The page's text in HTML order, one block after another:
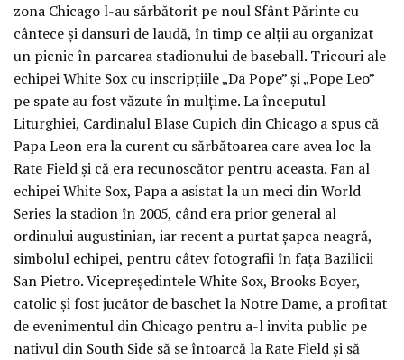
zona Chicago l-au sărbătorit pe noul Sfânt Părinte cu
cântece și dansuri de laudă, în timp ce alții au organizat
un picnic în parcarea stadionului de baseball. Tricouri ale
echipei White Sox cu inscripțiile „Da Pope” și „Pope Leo”
pe spate au fost văzute în mulțime. La începutul
Liturghiei, Cardinalul Blase Cupich din Chicago a spus că
Papa Leon era la curent cu sărbătoarea care avea loc la
Rate Field și că era recunoscător pentru aceasta. Fan al
echipei White Sox, Papa a asistat la un meci din World
Series la stadion în 2005, când era prior general al
ordinului augustinian, iar recent a purtat șapca neagră,
simbolul echipei, pentru câtev fotografii în fața Bazilicii
San Pietro. Vicepreședintele White Sox, Brooks Boyer,
catolic și fost jucător de baschet la Notre Dame, a profitat
de evenimentul din Chicago pentru a-l invita public pe
nativul din South Side să se întoarcă la Rate Field și să